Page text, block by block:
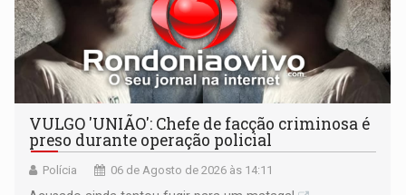
VULGO 'UNIÃO': Chefe de facção criminosa é
preso durante operação policial
Polícia 06 de Agosto de 2026 às 14:11